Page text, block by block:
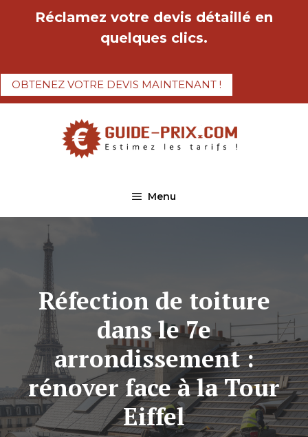
Réclamez votre devis détaillé en
quelques clics.
OBTENEZ VOTRE DEVIS MAINTENANT !
Menu
Réfection de toiture
dans le 7e
arrondissement :
rénover face à la Tour
Eiffel